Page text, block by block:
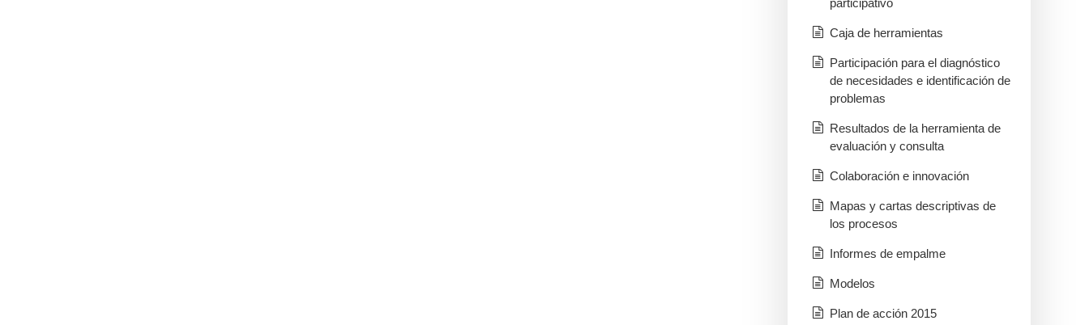
participativo
Caja de herramientas
Participación para el diagnóstico
de necesidades e identificación de
problemas
Resultados de la herramienta de
evaluación y consulta
Colaboración e innovación
Mapas y cartas descriptivas de
los procesos
Informes de empalme
Modelos
Plan de acción 2015